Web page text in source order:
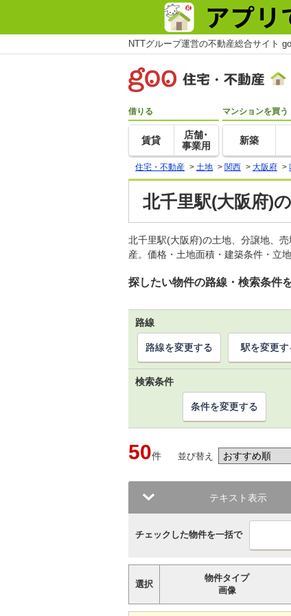
NTTグループ運営の不動産総合サイト
借りる
賃貸
店舗･
事業用
マンションを買う
新築
住宅・不動産 > 土地 > 関西 > 大阪府 >
北千里駅(大阪府)
北千里駅(大阪府)の土地、分譲地、
産。価格・土地面積・建築条件・立
探したい物件の路線・検索条件
路線
路線を変更する 駅を変更す
検索条件
条件を変更する
50件 並び替え
テキスト表示
チェックした物件を一括で
選択
物件タイプ
画像